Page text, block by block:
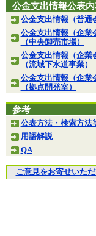
公金支出情報公表
公金支出情報（普通
公金支出情報（企業
（中央卸売市場）
公金支出情報（企業
（流域下水道事業）
公金支出情報（企業
（拠点開発室）
参考
公表方法・検索方法
用語解説
QA
ご意見をお寄せいた